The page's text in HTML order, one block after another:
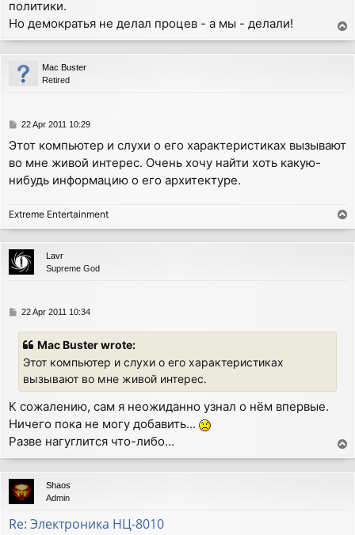
политики.
Но демократья не делал процев - а мы - делали!
o
p
Mac Buster
Retired
P
s
t
22 Apr 2011 10:29
Этот компьютер и слухи о его характеристиках вызывают
во мне живой интерес. Очень хочу найти хоть какую-
нибудь информацию о его архитектуре.
Extreme Entertainment
o
p
Lavr
Supreme God
P22 Apr 2011 10:34
Mac Buster wrote:
Этот компьютер и слухи о его характеристиках
вызывают во мне живой интерес.
К сожалению, сам я неожиданно узнал о нём впервые.
Ничего пока не могу добавить...
Разве нагуглится что-либо...
o
p
Shaos
Admin
Re: Электроника НЦ-8010